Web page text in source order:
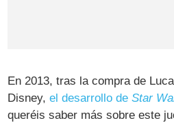
En 2013, tras la compra de
Disney,el desarrollo deStar
queréis saber más sobre este